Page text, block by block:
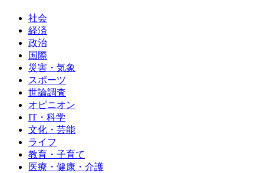
社会
経済
政治
国際
災害・気象
スポーツ
世論調査
オピニオン
IT・科学
文化・芸能
ライフ
教育・子育て
医療・健康・介護